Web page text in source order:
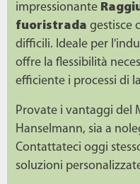
impressionante
fuoristrada gestisce
difficili. Ideale per
offre la flessibilità
efficiente i processi di
Provate i vantaggi del
Hanselmann, sia a
Contattateci oggi
soluzioni